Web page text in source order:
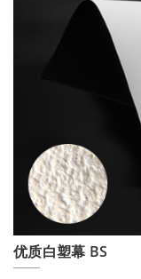
优质白塑幕 BS